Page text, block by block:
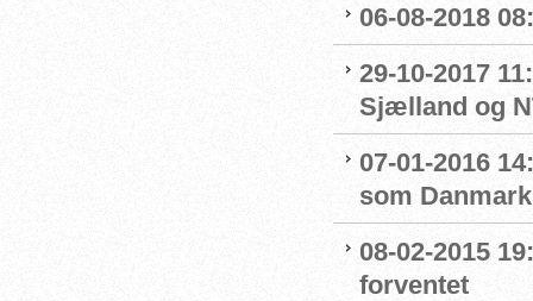
06-08-2018
29-10-2017
Sjælland og
07-01-2016
som
08-02-2015
forventet